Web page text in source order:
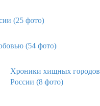
(25 фото)
(54 фото)
Хроники хищных городов
России (8 фото)